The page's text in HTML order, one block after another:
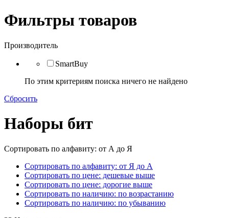
Фильтры товаров
Производитель
SmartBuy
По этим критериям поиска ничего не найдено
Сбросить
Наборы бит
Сортировать по алфавиту: от А до Я
Сортировать по алфавиту: от Я до А
Сортировать по цене: дешевые выше
Сортировать по цене: дорогие выше
Сортировать по наличию: по возрастанию
Сортировать по наличию: по убыванию